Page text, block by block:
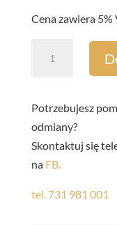
Cena zawiera 5%
Nasiona
ARBORI
CS,
FAO
240–
Lidea
Potrzebujesz
odmiany?
Skontaktuj się
na FB.
tel. 731 981 001